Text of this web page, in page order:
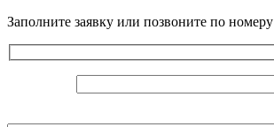
Заполните заявку или позвоните по номеру